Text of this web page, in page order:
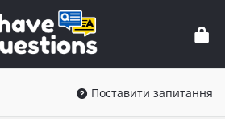
Поставити запитання